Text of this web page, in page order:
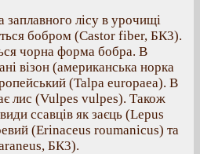
лісу в урочищі
бобром (Castor fiber, БК3).
чорна форма бобра. В
візон (американська норка
(Talpa europaea). В
лис (Vulpes vulpes). Також
ссавців як заєць (Lepus
(Erinaceus roumanicus) та
БК3).